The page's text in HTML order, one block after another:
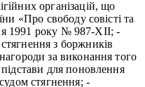
організацій, що
«Про свободу совісті та
1991 року № 987-XII; -
з боржників
за виконання того
для поновлення
стягнення; -